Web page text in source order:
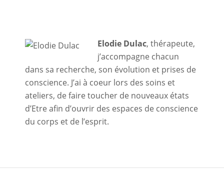
Elodie Dulac, thérapeute,
j’accompagne chacun
dans sa recherche, son évolution et prises de
conscience. J’ai à coeur lors des soins et
ateliers, de faire toucher de nouveaux états
d’Etre afin d’ouvrir des espaces de conscience
du corps et de l’esprit.